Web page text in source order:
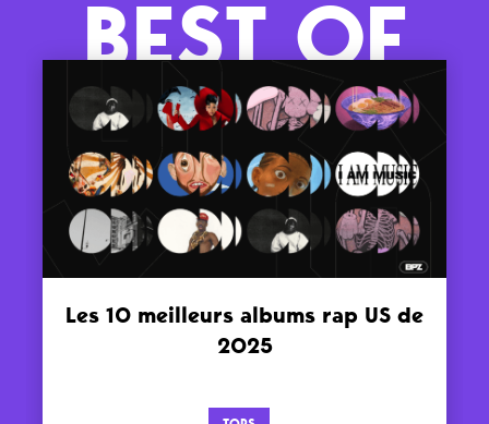
BEST OF
Les 10 meilleurs albums rap US de
2025